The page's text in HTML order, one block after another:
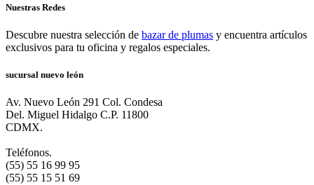
Nuestras Redes
Descubre nuestra selección de bazar de plumas y encuentra artículos
exclusivos para tu oficina y regalos especiales.
sucursal nuevo león
Av. Nuevo León 291 Col. Condesa
Del. Miguel Hidalgo C.P. 11800
CDMX.
Teléfonos.
(55) 55 16 99 95
(55) 55 15 51 69